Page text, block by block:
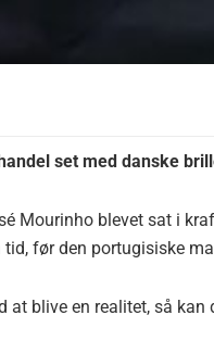
set med danske
Mourinho blevet sat i
før den portugisiske
at blive en realitet, så